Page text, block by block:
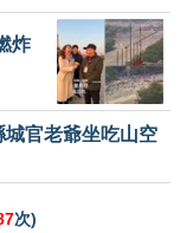
炸
官老爺坐吃山空
次)